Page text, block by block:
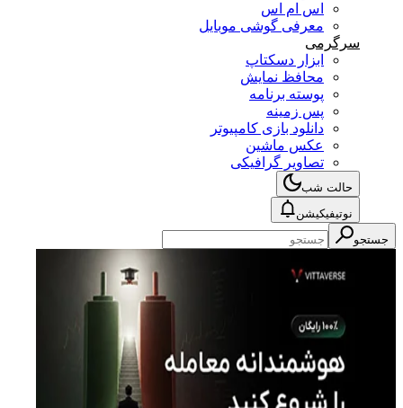
اس ام اس
معرفی گوشی موبایل
سرگرمی
ابزار دسکتاپ
محافظ نمایش
پوسته برنامه
پس زمینه
دانلود بازی کامپیوتر
عکس ماشین
تصاویر گرافیکی
حالت شب
نوتیفیکیشن
جستجو